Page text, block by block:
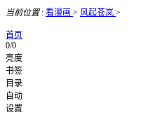
当前位置: 看漫画 > 风起苍岚 >
首页
0/0
亮度
书签
目录
自动
设置